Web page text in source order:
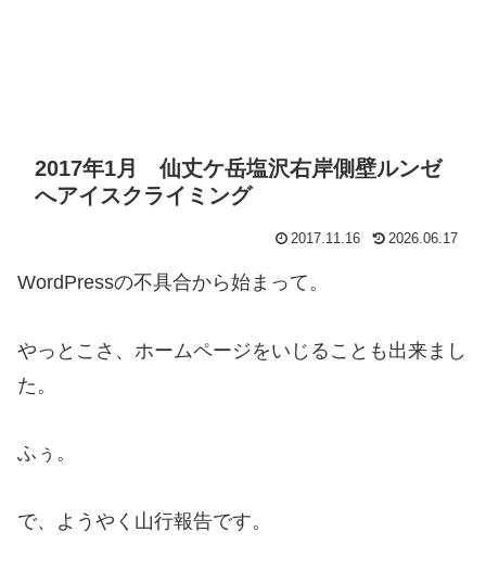
2017年1月 仙丈ケ岳塩沢右岸側壁ルンゼ
へアイスクライミング
2017.11.16 2026.06.17
WordPressの不具合から始まって。
やっとこさ、ホームページをいじることも出来まし
た。
ふぅ。
で、ようやく山行報告です。